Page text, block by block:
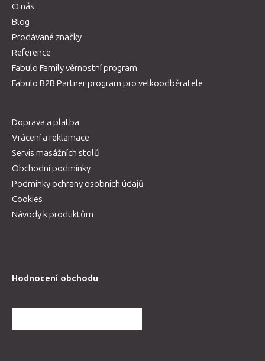
O nás
Blog
Prodávané značky
Reference
Fabulo Family věrnostní program
Fabulo B2B Partner program pro velkoodběratele
Doprava a platba
Vrácení a reklamace
Servis masážních stolů
Obchodní podmínky
Podmínky ochrany osobních údajů
Cookies
Návody k produktům
Hodnocení obchodu